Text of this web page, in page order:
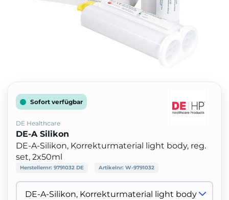
Sofort verfügbar
DE Healthcare
DE-A Silikon
DE-A-Silikon, Korrekturmaterial light body, reg.
set, 2x50ml
Herstellernr: 9791032 DE Artikelnr: W-9791032